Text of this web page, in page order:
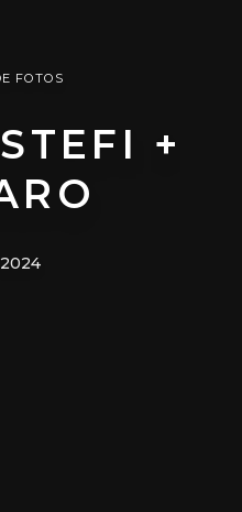
FOTOS
+